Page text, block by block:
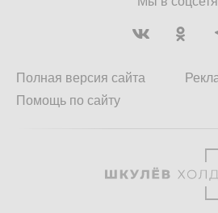
Полная версия сайта
Помощь по сайту